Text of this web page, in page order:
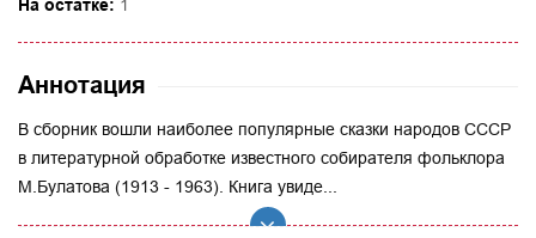
На остатке: 1
Аннотация
В сборник вошли наиболее популярные сказки народов СССР
в литературной обработке известного собирателя фольклора
М.Булатова (1913 - 1963). Книга увиде...